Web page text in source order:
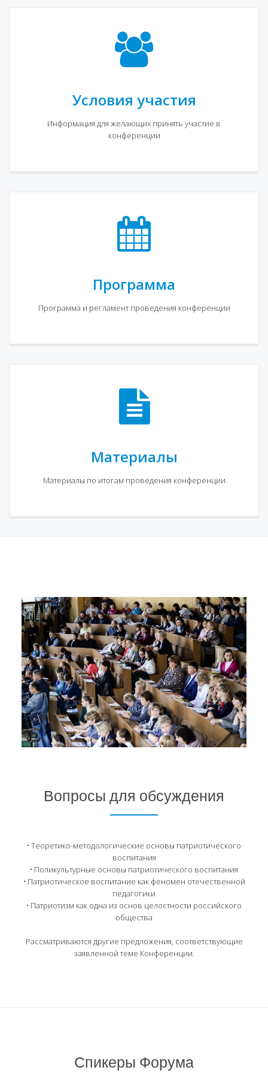
Условия участия
Информация для желающих принять участие в
конференции
Программа
Программа и регламент проведения конференции
Материалы
Материалы по итогам проведения конференции
Вопросы для обсуждения
• Теоретико-методологические основы патриотического
воспитания
• Поликультурные основы патриотического воспитания
• Патриотическое воспитание как феномен отечественной
педагогики
• Патриотизм как одна из основ целостности российского
общества
Рассматриваются другие предложения, соответствующие
заявленной теме Конференции.
Спикеры Форума
академика-секретаря
отделения
Валентиновна